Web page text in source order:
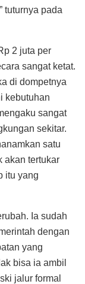
tuturnya pada
2 juta per
sangat ketat.
di dompetnya
kebutuhan
sangat
sekitar.
satu
akan tertukar
itu yang
Ia sudah
dengan
yang
bisa ia ambil
jalur formal